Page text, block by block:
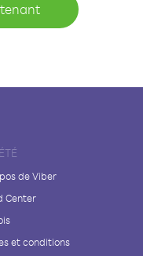
de Viber
Center
et conditions